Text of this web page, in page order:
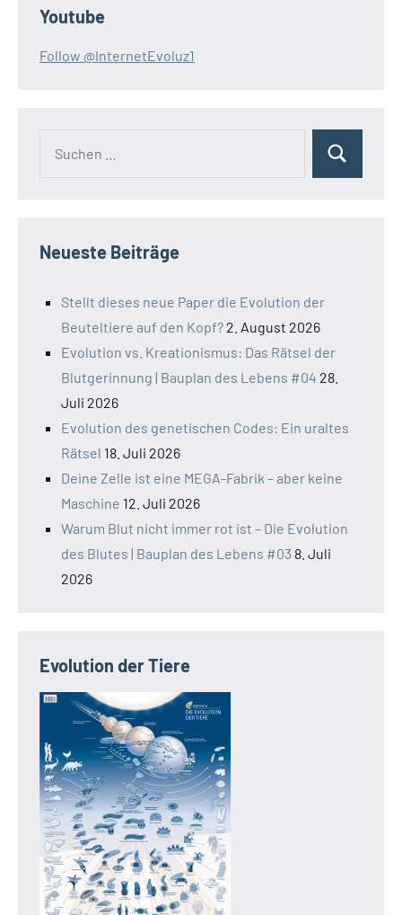
Youtube
Follow @InternetEvoluz1
Suchen
Neueste Beiträge
Stellt dieses neue Paper die Evolution der
Beuteltiere auf den Kopf? 2. August 2026
Evolution vs. Kreationismus: Das Rätsel der
Blutgerinnung | Bauplan des Lebens #04 28.
Juli 2026
Evolution des genetischen Codes: Ein uraltes
Rätsel 18. Juli 2026
Deine Zelle ist eine MEGA-Fabrik – aber keine
Maschine 12. Juli 2026
Warum Blut nicht immer rot ist – Die Evolution
des Blutes | Bauplan des Lebens #03 8. Juli
2026
Evolution der Tiere